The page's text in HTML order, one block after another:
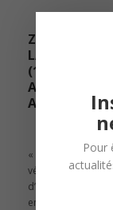
ZOOM SUR
LA 12ᵉ ED.
(12/13) –
ARP
« Être coach me
véritable
en cohérence
Pour